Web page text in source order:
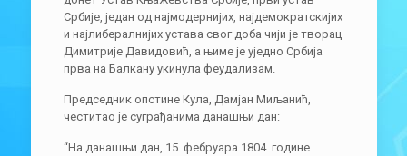
Србије, један од најмодернијих, најдемократскијих
и најлибералнијих устава свог доба чији је творац
Димитрије Давидовић, а њиме је уједно Србија
прва на Балкану укинула феудализам.
Председник опстине Кула, Дамјан Миљанић,
честитао је суграђанима данашњи дан:
“На данашњи дан, 15. фебруара 1804. године